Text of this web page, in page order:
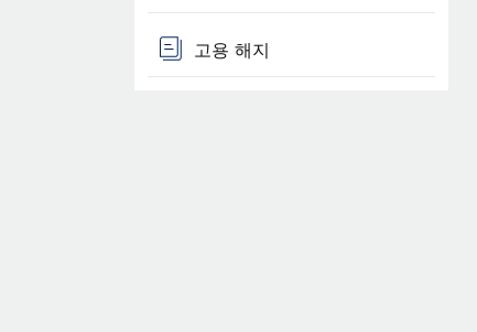
고용 해지